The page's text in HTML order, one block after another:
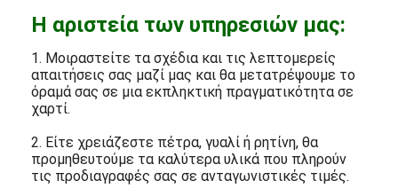
Η αριστεία των υπηρεσιών μας:
1. Μοιραστείτε τα σχέδια και τις λεπτομερείς
απαιτήσεις σας μαζί μας και θα μετατρέψουμε το
όραμά σας σε μια εκπληκτική πραγματικότητα σε
χαρτί.
2. Είτε χρειάζεστε πέτρα, γυαλί ή ρητίνη, θα
προμηθευτούμε τα καλύτερα υλικά που πληρούν
τις προδιαγραφές σας σε ανταγωνιστικές τιμές.